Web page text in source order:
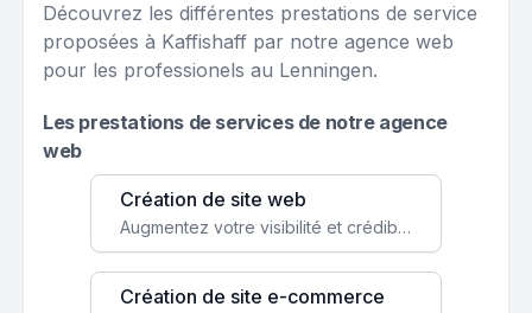
Découvrez les différentes prestations de service
proposées à Kaffishaff par notre agence web
pour les professionels au Lenningen.
Les prestations de services de notre agence
web
Création de site web
Augmentez votre visibilité et crédibilité en ligne avec un site web performant, conçu pour attirer plus de clients.
Création de site e-commerce